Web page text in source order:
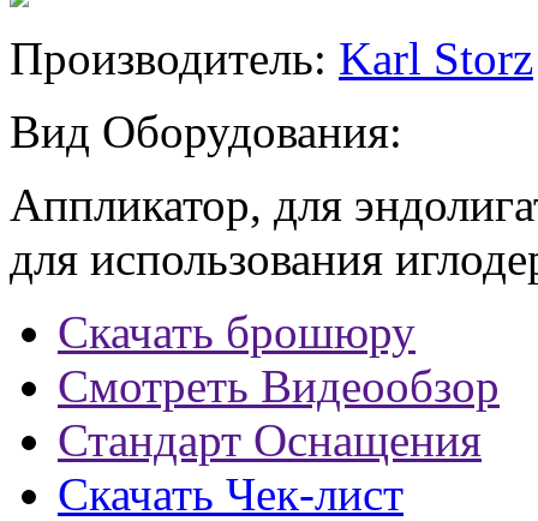
Производитель: Karl Storz
Вид Оборудования:
Аппликатор, для
для использования
Скачать брошюру
Смотреть Видеообзор
Стандарт Оснащения
Скачать Чек-лист